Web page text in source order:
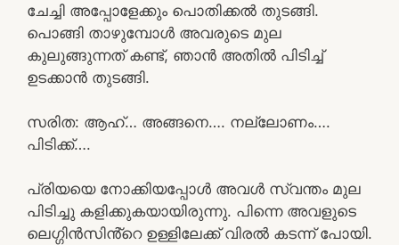
ചേച്ചി അപ്പോളേക്കും പൊതിക്കൽ തുടങ്ങി.
പൊങ്ങി താഴുമ്പോൾ അവരുടെ മുല
കുലുങ്ങുന്നത് കണ്ട്, ഞാൻ അതിൽ പിടിച്ച്
ഉടക്കാൻ തുടങ്ങി.
സരിത: ആഹ്… അങ്ങനെ…. നല്ലോണം….
പിടിക്ക്….
പ്രിയയെ നോക്കിയപ്പോൾ അവൾ സ്വന്തം മുല
പിടിച്ചു കളിക്കുകയായിരുന്നു. പിന്നെ അവളുടെ
ലെഗ്ഗിൻസിൻ്റെ ഉള്ളിലേക്ക് വിരൽ കടന്ന് പോയി.